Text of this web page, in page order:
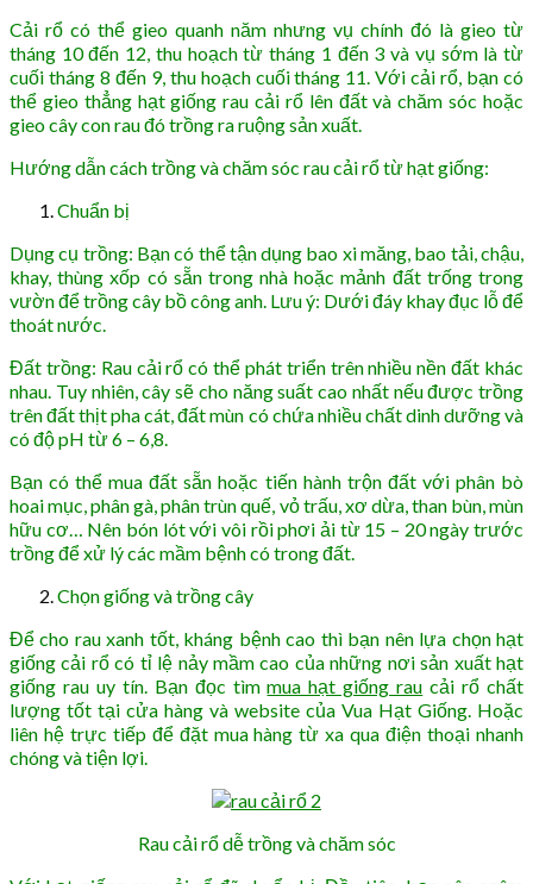
Cải rổ có thể gieo quanh năm nhưng vụ chính đó là gieo từ
tháng 10 đến 12, thu hoạch từ tháng 1 đến 3 và vụ sớm là từ
cuối tháng 8 đến 9, thu hoạch cuối tháng 11. Với cải rổ, bạn có
thể gieo thẳng hạt giống rau cải rổ lên đất và chăm sóc hoặc
gieo cây con rau đó trồng ra ruộng sản xuất.
Hướng dẫn cách trồng và chăm sóc rau cải rổ từ hạt giống:
Chuẩn bị
Dụng cụ trồng: Bạn có thể tận dụng bao xi măng, bao tải, chậu,
khay, thùng xốp có sẵn trong nhà hoặc mảnh đất trống trong
vườn để trồng cây bồ công anh. Lưu ý: Dưới đáy khay đục lỗ để
thoát nước.
Đất trồng: Rau cải rổ có thể phát triển trên nhiều nền đất khác
nhau. Tuy nhiên, cây sẽ cho năng suất cao nhất nếu được trồng
trên đất thịt pha cát, đất mùn có chứa nhiều chất dinh dưỡng và
có độ pH từ 6 – 6,8.
Bạn có thể mua đất sẵn hoặc tiến hành trộn đất với phân bò
hoai mục, phân gà, phân trùn quế, vỏ trấu, xơ dừa, than bùn, mùn
hữu cơ… Nên bón lót với vôi rồi phơi ải từ 15 – 20 ngày trước
trồng để xử lý các mầm bệnh có trong đất.
Chọn giống và trồng cây
Để cho rau xanh tốt, kháng bệnh cao thì bạn nên lựa chọn hạt
giống cải rổ có tỉ lệ nảy mầm cao của những nơi sản xuất hạt
giống rau uy tín. Bạn đọc tìmmua hạt giống rau cải rổ chất
lượng tốt tại cửa hàng và website của Vua Hạt Giống. Hoặc
liên hệ trực tiếp để đặt mua hàng từ xa qua điện thoại nhanh
chóng và tiện lợi.
Rau cải rổ dễ trồng và chăm sóc